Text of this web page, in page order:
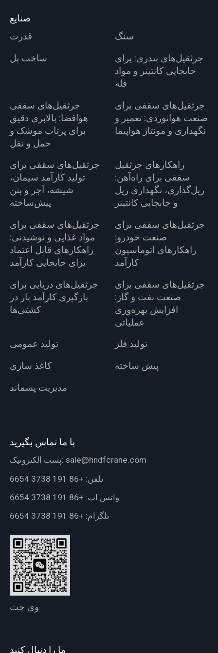
صنایع
قدرت
سنگ
ساخت پل
جرثقیل‌های بندری: برای
جابجایی کانتینر و مواد
فله
جرثقیل‌های سقفی
هوافضا: بالابری دقیق
برای پرتاب موشک و
حمل و نقل
جرثقیل‌های سقفی برای
صنعت هوانوردی: تعمیر و
نگهداری و مونتاژ هواپیما
جرثقیل‌های سقفی برای
تولید کارآمد سیمان،
شیشه، آجر و بتن
پیش‌ساخته
راهکارهای جرثقیل
سقفی برای راه‌آهن:
ریل‌گذاری، نگهداری ریل
و جابجایی کانتینر
جرثقیل‌های سقفی برای
مواد غذایی و نوشیدنی:
راهکارهای قابل اعتماد
برای جابجایی کارآمد
جرثقیل‌های سقفی برای
صنعت خودرو:
راهکارهای اتوماسیون
کارآمد
جرثقیل‌های دریایی برای
بارگیری کارآمد بار در
کشتی‌ها
جرثقیل‌های سقفی برای
صنعت نفت و گاز:
افزایش بهره‌وری
عملیاتی
تولید عمومی
تولید فلز
کاغذ سازی
پیش ساخته
مدیریت پسماند
با ما تماس بگیرید
پست الکترونیک: sale@hndfcrane.com
تلفن: +86 191 3738 6654
واتس اپ: +86 191 3738 6654
تلگرام: +86 191 3738 6654
وی چت
ما را دنبال کنید